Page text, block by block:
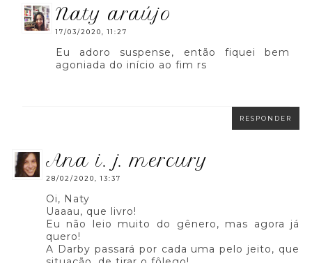
naty araújo
17/03/2020, 11:27
Eu adoro suspense, então fiquei bem
agoniada do início ao fim rs
RESPONDER
ana i. j. mercury
28/02/2020, 13:37
Oi, Naty
Uaaau, que livro!
Eu não leio muito do gênero, mas agora já
quero!
A Darby passará por cada uma pelo jeito, que